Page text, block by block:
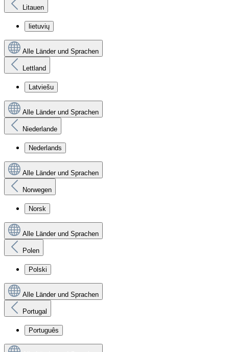
Litauen
lietuvių
Alle Länder und Sprachen
Lettland
Latviešu
Alle Länder und Sprachen
Niederlande
Nederlands
Alle Länder und Sprachen
Norwegen
Norsk
Alle Länder und Sprachen
Polen
Polski
Alle Länder und Sprachen
Portugal
Português